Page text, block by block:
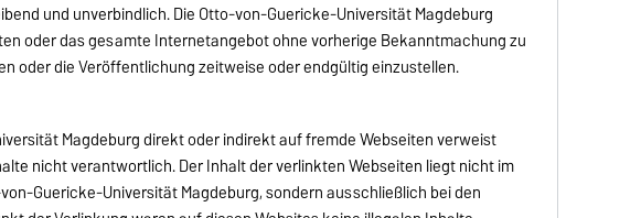
und unverbindlich. Die Otto-von-Guericke-Universität Magdeburg
oder das gesamte Internetangebot ohne vorherige Bekanntmachung zu
oder die Veröffentlichung zeitweise oder endgültig einzustellen.
Magdeburg direkt oder indirekt auf fremde Webseiten verweist
nicht verantwortlich. Der Inhalt der verlinkten Webseiten liegt nicht im
Guericke-Universität Magdeburg, sondern ausschließlich bei den